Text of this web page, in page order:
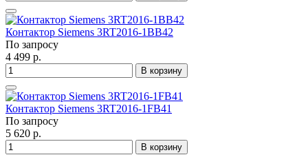
Контактор Siemens 3RT2016-1BB42
По запросу
4 499 р.
В корзину
Контактор Siemens 3RT2016-1FB41
По запросу
5 620 р.
В корзину